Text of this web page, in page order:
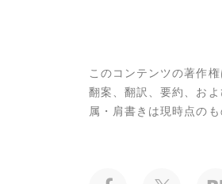
このコンテンツの著作
翻案、翻訳、要約、お
属・肩書きは現時点のも